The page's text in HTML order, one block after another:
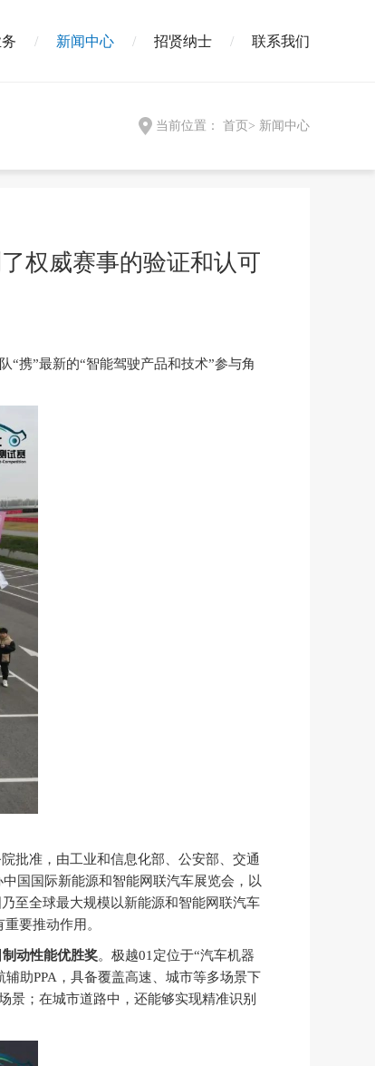
新闻中心 招贤纳士 联系我们
当前位置： 首页 > 新闻中心
权威赛事的验证和认可
“携”最新的“智能驾驶产品和技术”参与角
批准，由工业和信息化部、公安部、交通
国国际新能源和智能网联汽车展览会，以
至全球最大规模以新能源和智能网联汽车
要推动作用。
动性能优胜奖。极越01定位于“汽车机器
助PPA，具备覆盖高速、城市等多场景下
景；在城市道路中，还能够实现精准识别